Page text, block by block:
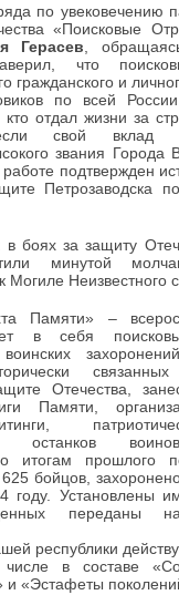
по увековечению
«Поисковые
Герасев ,
что
гражданского и
по всей России
кто отдал жизни за
свой вклад
звания Города
подтвержден
Петрозаводска
боях за защиту
минутой
Могиле Неизвестного
Памяти» –
в себя
воинских
Отечества,
Памяти,
останков
итогам прошлого
бойцов,
году. Установлены
переданы на
республики
в составе
и «Эстафеты